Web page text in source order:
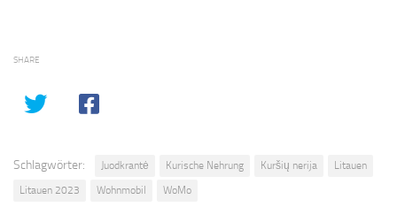
SHARE
Schlagwörter: Juodkrantė Kurische Nehrung Kuršių nerija
Litauen
Litauen 2023
Wohnmobil WoMo